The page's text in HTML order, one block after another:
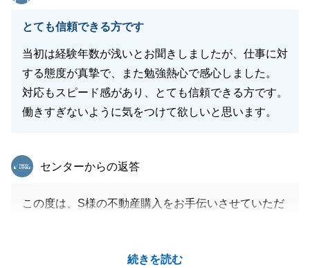
閉じる
とても信頼できる方です
当初は経験年数が浅いとお聞きしましたが、仕事に対
する態度が真摯で、また勉強熱心で感心しました。
対応もスピード感があり、とても信頼できる方です。
働きすぎないように気をつけて欲しいと思います。
続きを読む
東急リバブル
センターからの返答
この度は、S様の不動産購入をお手伝いさせていただ
変嬉しく思っております。